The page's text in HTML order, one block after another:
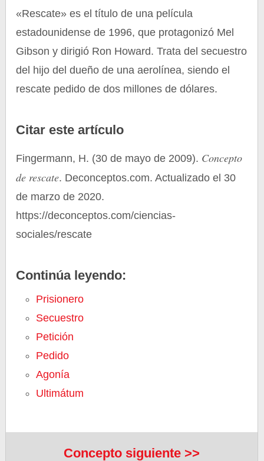
«Rescate» es el título de una película
estadounidense de 1996, que protagonizó Mel
Gibson y dirigió Ron Howard. Trata del secuestro
del hijo del dueño de una aerolínea, siendo el
rescate pedido de dos millones de dólares.
Citar este artículo
Fingermann, H. (30 de mayo de 2009). Concepto
de rescate. Deconceptos.com. Actualizado el 30
de marzo de 2020.
https://deconceptos.com/ciencias-
sociales/rescate
Continúa leyendo:
Prisionero
Secuestro
Petición
Pedido
Agonía
Ultimátum
Concepto siguiente >>